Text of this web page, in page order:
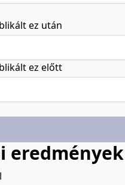
ez után
ez előtt
eredmények